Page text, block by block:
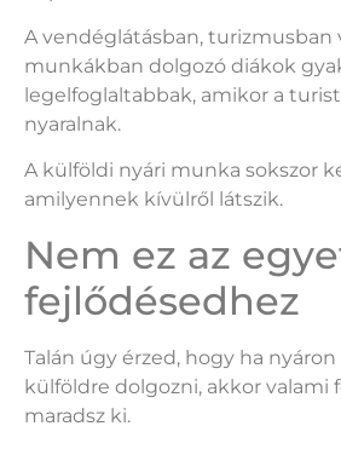
A vendéglátásban, turizmusban
munkákban dolgozó diákok
legelfoglaltabbak, amikor a
nyaralnak.
A külföldi nyári munka sokszor
amilyennek kívülről látszik.
Nem ez az
fejlődésedhez
Talán úgy érzed, hogy ha
külföldre dolgozni, akkor valami
maradsz ki.